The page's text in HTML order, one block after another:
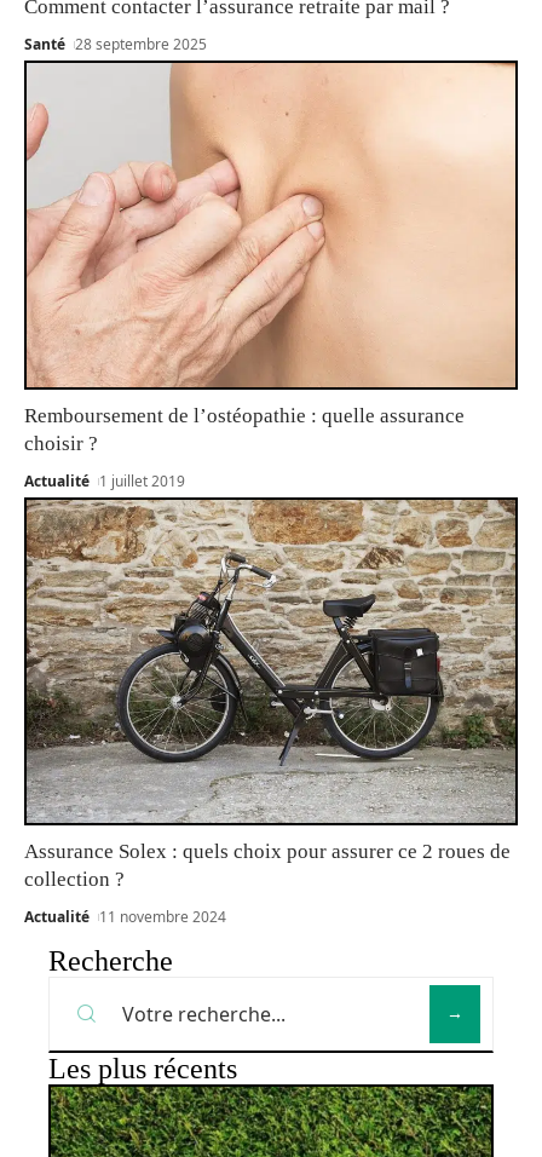
Comment contacter l’assurance retraite par mail ?
Santé 28 septembre 2025
Remboursement de l’ostéopathie : quelle assurance
choisir ?
Actualité 1 juillet 2019
Assurance Solex : quels choix pour assurer ce 2 roues de
collection ?
Actualité 11 novembre 2024
Recherche
Les plus récents